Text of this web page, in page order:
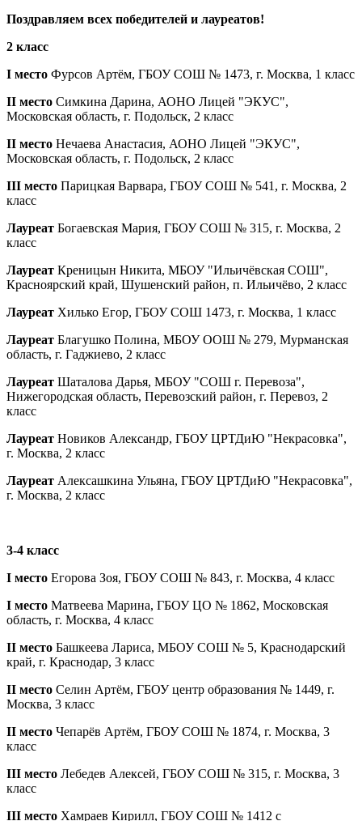
Поздравляем всех победителей и лауреатов!
2 класс
I место Фурсов Артём, ГБОУ СОШ № 1473, г. Москва, 1 класс
II место Симкина Дарина, АОНО Лицей "ЭКУС",
Московская область, г. Подольск, 2 класс
II место Нечаева Анастасия, АОНО Лицей "ЭКУС",
Московская область, г. Подольск, 2 класс
III место Парицкая Варвара, ГБОУ СОШ № 541, г. Москва, 2
класс
Лауреат Богаевская Мария, ГБОУ СОШ № 315, г. Москва, 2
класс
Лауреат Креницын Никита, МБОУ "Ильичёвская СОШ",
Красноярский край, Шушенский район, п. Ильичёво, 2 класс
Лауреат Хилько Егор, ГБОУ СОШ 1473, г. Москва, 1 класс
Лауреат Благушко Полина, МБОУ ООШ № 279, Мурманская
область, г. Гаджиево, 2 класс
Лауреат Шаталова Дарья, МБОУ "СОШ г. Перевоза",
Нижегородская область, Перевозский район, г. Перевоз, 2
класс
Лауреат Новиков Александр, ГБОУ ЦРТДиЮ "Некрасовка",
г. Москва, 2 класс
Лауреат Алексашкина Ульяна, ГБОУ ЦРТДиЮ "Некрасовка",
г. Москва, 2 класс
3-4 класс
I место Егорова Зоя, ГБОУ СОШ № 843, г. Москва, 4 класс
I место Матвеева Марина, ГБОУ ЦО № 1862, Московская
область, г. Москва, 4 класс
II место Башкеева Лариса, МБОУ СОШ № 5, Краснодарский
край, г. Краснодар, 3 класс
II место Селин Артём, ГБОУ центр образования № 1449, г.
Москва, 3 класс
II место Чепарёв Артём, ГБОУ СОШ № 1874, г. Москва, 3
класс
III место Лебедев Алексей, ГБОУ СОШ № 315, г. Москва, 3
класс
III место Хамраев Кирилл, ГБОУ СОШ № 1412 с